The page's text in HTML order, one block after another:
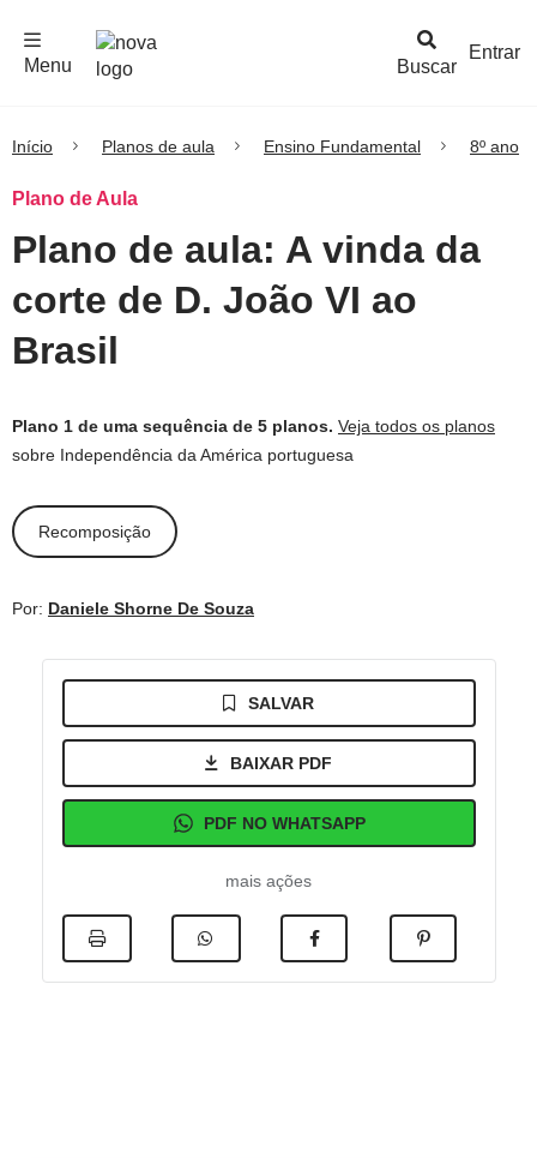
Buscar
Menu
Entrar
Início Planos de aula Ensino Fundamental 8º ano
Plano de Aula
Plano de aula: A vinda da
corte de D. João VI ao
Brasil
Plano 1 de uma sequência de 5 planos. Veja todos os planos
sobre Independência da América portuguesa
Recomposição
Por: Daniele Shorne De Souza
SALVAR
BAIXAR PDF
PDF NO WHATSAPP
mais ações